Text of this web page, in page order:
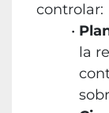
controlar:
la